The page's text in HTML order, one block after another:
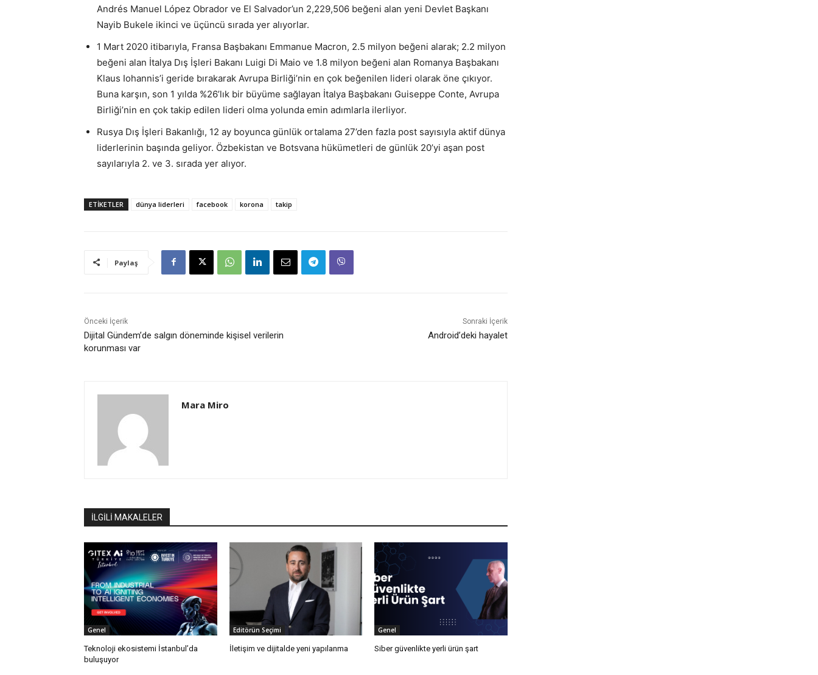
Andrés Manuel López Obrador ve El Salvador’un 2,229,506 beğeni alan yeni Devlet Başkanı
Nayib Bukele ikinci ve üçüncü sırada yer alıyorlar.
1 Mart 2020 itibarıyla, Fransa Başbakanı Emmanue Macron, 2.5 milyon beğeni alarak; 2.2 milyon
beğeni alan İtalya Dış İşleri Bakanı Luigi Di Maio ve 1.8 milyon beğeni alan Romanya Başbakanı
Klaus Iohannis’i geride bırakarak Avrupa Birliği’nin en çok beğenilen lideri olarak öne çıkıyor.
Buna karşın, son 1 yılda %26’lık bir büyüme sağlayan İtalya Başbakanı Guiseppe Conte, Avrupa
Birliği’nin en çok takip edilen lideri olma yolunda emin adımlarla ilerliyor.
Rusya Dış İşleri Bakanlığı, 12 ay boyunca günlük ortalama 27’den fazla post sayısıyla aktif dünya
liderlerinin başında geliyor. Özbekistan ve Botsvana hükümetleri de günlük 20’yi aşan post
sayılarıyla 2. ve 3. sırada yer alıyor.
ETİKETLER dünya liderleri facebook korona takip
Paylaş
Önceki İçerik
Dijital Gündem’de salgın döneminde kişisel verilerin
korunması var
Sonraki İçerik
Android’deki hayalet
Mara Miro
İLGİLİ MAKALELER
Genel
Teknoloji ekosistemi İstanbul’da
buluşuyor
Editörün Seçimi
İletişim ve dijitalde yeni yapılanma
Genel
Siber güvenlikte yerli ürün şart